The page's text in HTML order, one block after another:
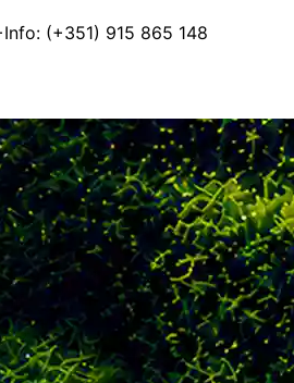
(+351) 915 865 148